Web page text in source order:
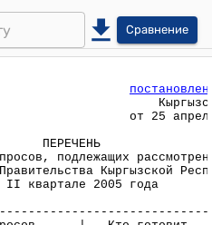
Сравнение